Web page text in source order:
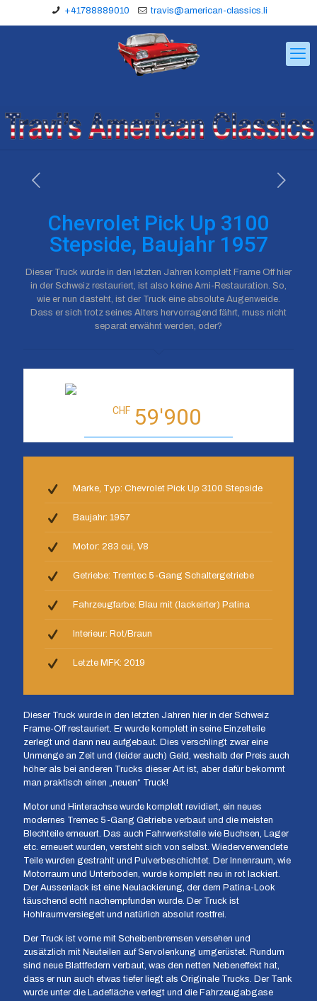
+41788889010 travis@american-classics.li
Chevrolet Pick Up 3100
Stepside, Baujahr 1957
Dieser Truck wurde in den letzten Jahren komplett Frame Off hier
in der Schweiz restauriert, ist also keine Ami-Restauration. So,
wie er nun dasteht, ist der Truck eine absolute Augenweide.
Dass er sich trotz seines Alters hervorragend fährt, muss nicht
separat erwähnt werden, oder?
CHF 59'900
Marke, Typ: Chevrolet Pick Up 3100 Stepside
Baujahr: 1957
Motor: 283 cui, V8
Getriebe: Tremtec 5-Gang Schaltergetriebe
Fahrzeugfarbe: Blau mit (lackeirter) Patina
Interieur: Rot/Braun
Letzte MFK: 2019
Dieser Truck wurde in den letzten Jahren hier in der Schweiz
Frame-Off restauriert. Er wurde komplett in seine Einzelteile
zerlegt und dann neu aufgebaut. Dies verschlingt zwar eine
Unmenge an Zeit und (leider auch) Geld, weshalb der Preis auch
höher als bei anderen Trucks dieser Art ist, aber dafür bekommt
man praktisch einen „neuen“ Truck!
Motor und Hinterachse wurde komplett revidiert, ein neues
modernes Tremec 5-Gang Getriebe verbaut und die meisten
Blechteile erneuert. Das auch Fahrwerksteile wie Buchsen, Lager
etc. erneuert wurden, versteht sich von selbst. Wiederverwendete
Teile wurden gestrahlt und Pulverbeschichtet. Der Innenraum, wie
Motorraum und Unterboden, wurde komplett neu in rot lackiert.
Der Aussenlack ist eine Neulackierung, der dem Patina-Look
täuschend echt nachempfunden wurde. Der Truck ist
Hohlraumversiegelt und natürlich absolut rostfrei.
Der Truck ist vorne mit Scheibenbremsen versehen und
zusätzlich mit Neuteilen auf Servolenkung umgerüstet. Rundum
sind neue Blattfedern verbaut, was den netten Nebeneffekt hat,
dass er nun auch etwas tiefer liegt als Originale Trucks. Der Tank
wurde unter die Ladefläche verlegt und die Fahrzeugabgase